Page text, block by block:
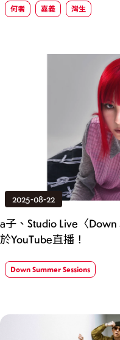
何者 嘉義 灣生
2025-08-22
a子、Studio Live〈Down
於YouTube直播！
Down Summer Sessions